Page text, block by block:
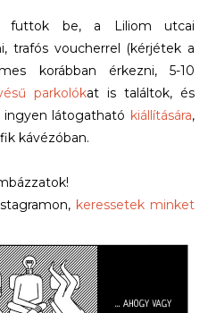
futtok be, a Liliom utcai
trafós voucherrel (kérjétek a
korábban érkezni, 5-10
parkolókat is találtok, és
ingyen látogatható kiállítására,
kávézóban.
keressetek minket